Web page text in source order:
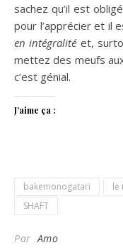
sachez qu’il est
pour l’apprécier et il
en intégralité et,
mettez des meufs
c’est génial.
J’aime ça :
bakemonogatari le
SHAFT
ParAmo